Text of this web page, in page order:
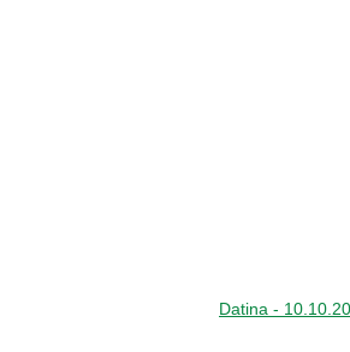
Datina -